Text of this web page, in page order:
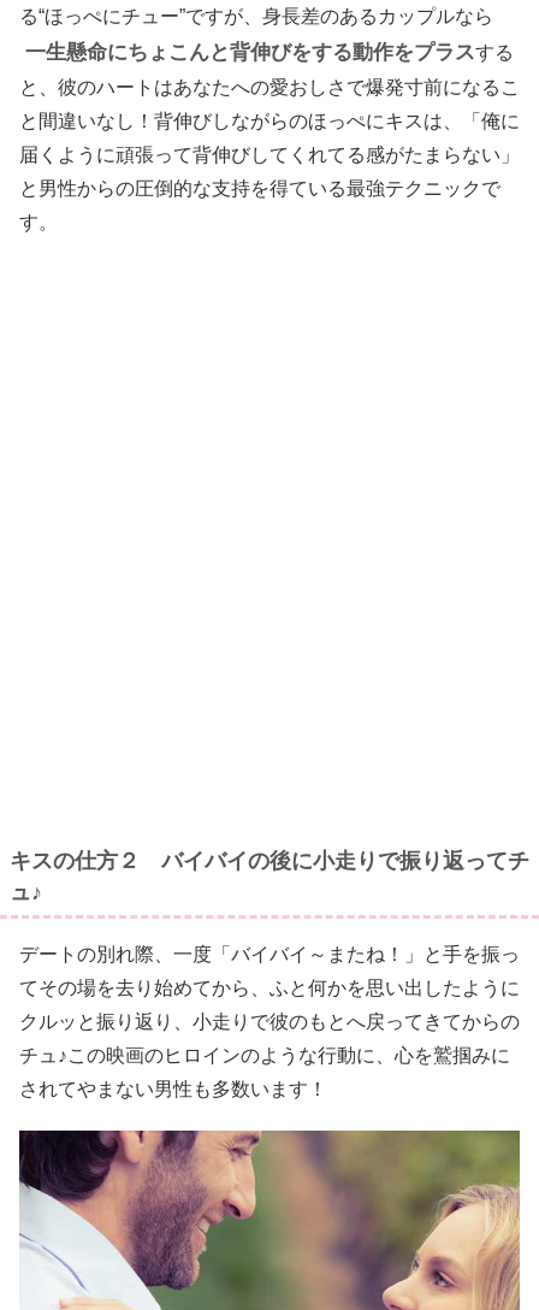
る“ほっぺにチュー”ですが、身長差のあるカップルなら
一生懸命にちょこんと背伸びをする動作をプラスする
と、彼のハートはあなたへの愛おしさで爆発寸前になるこ
と間違いなし！背伸びしながらのほっぺにキスは、「俺に
届くように頑張って背伸びしてくれてる感がたまらない」
と男性からの圧倒的な支持を得ている最強テクニックで
す。
キスの仕方２ バイバイの後に小走りで振り返ってチ
ュ♪
デートの別れ際、一度「バイバイ～またね！」と手を振っ
てその場を去り始めてから、ふと何かを思い出したように
クルッと振り返り、小走りで彼のもとへ戻ってきてからの
チュ♪この映画のヒロインのような行動に、心を鷲掴みに
されてやまない男性も多数います！